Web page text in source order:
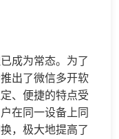
成为常态。为了
出了微信多开软
、便捷的特点受
在同一设备上同
，极大地提高了